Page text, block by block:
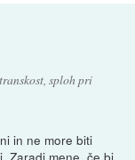
sploh pri
in ne more biti